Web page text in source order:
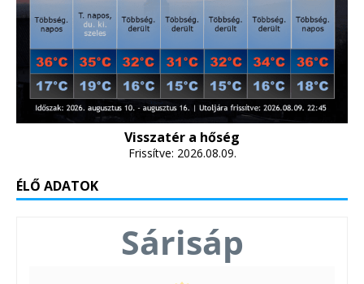
Visszatér a hőség
Frissítve: 2026.08.09.
ÉLŐ ADATOK